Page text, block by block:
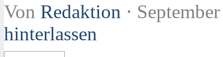
Von Redaktion ⋅
hinterlassen